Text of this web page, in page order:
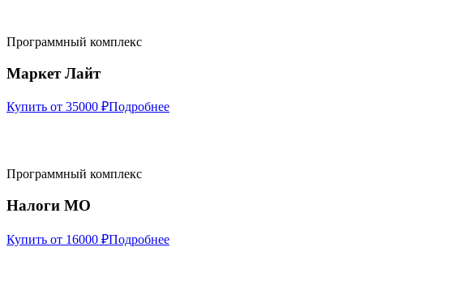
Программный комплекс
Маркет Лайт
Купить от 35000 ₽Подробнее
Программный комплекс
Налоги МО
Купить от 16000 ₽Подробнее